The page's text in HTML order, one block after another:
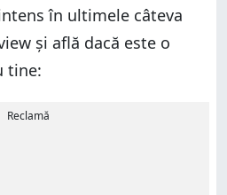
în ultimele câteva
și află dacă este o
tine:
Reclamă